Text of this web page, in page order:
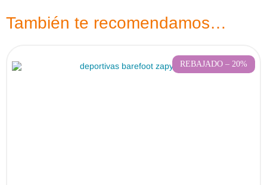
También te recomendamos…
REBAJADO – 20%